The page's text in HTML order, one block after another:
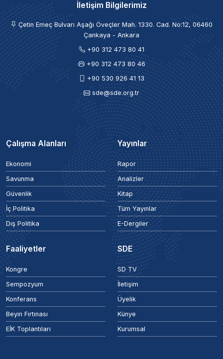
İletişim Bilgilerimiz
Çetin Emeç Bulvarı Aşağı Öveçler Mah. 1330. Cad. No:12, 06460
Çankaya - Ankara
+90 312 473 80 41
+90 312 473 80 46
+90 530 926 41 13
sde@sde.org.tr
Çalışma Alanları
Ekonomi
Savunma
Güvenlik
İç Politika
Dış Politika
Yayınlar
Rapor
Analizler
Kitap
Tüm Yayınlar
E-Dergiler
Faaliyetler
Kongre
Sempozyum
Konferans
Beyin Fırtınası
EİK Toplantıları
SDE
SD TV
İletişim
Üyelik
Künye
Kurumsal